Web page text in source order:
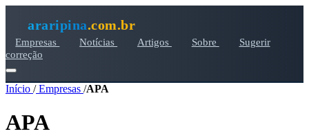
araripina.com.br
Empresas Notícias Artigos Sobre
Sugerir
correção
Início /Empresas /APA
APA